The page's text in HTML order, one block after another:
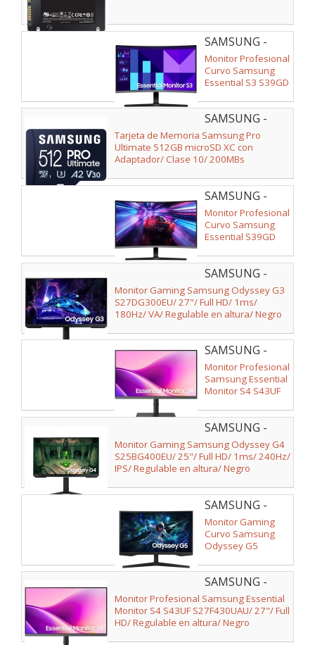
SAMSUNG -
LS27D392GAUXEN
Monitor Profesional
Curvo Samsung
Essential S3 S39GD
Full HD/ Negro y
Plata
SAMSUNG -
MB-
MY512SA/WW
Tarjeta de Memoria Samsung Pro
Ultimate 512GB microSD XC con
Adaptador/ Clase 10/ 200MBs
SAMSUNG -
LS32D390GAUXEN
Monitor Profesional
Curvo Samsung
Essential S39GD
Full HD/ Negro
SAMSUNG -
LS27DG300EUXEN
Monitor Gaming Samsung Odyssey G3
S27DG300EU/ 27"/ Full HD/ 1ms/
180Hz/ VA/ Regulable en altura/ Negro
SAMSUNG -
LS24F434UAUXEN
Monitor Profesional
Samsung Essential
Monitor S4 S43UF
Full HD/ Regulable
en altura/ Negro
SAMSUNG -
LS25BG400EUXEN
Monitor Gaming Samsung Odyssey G4
S25BG400EU/ 25"/ Full HD/ 1ms/ 240Hz/
IPS/ Regulable en altura/ Negro
SAMSUNG -
LS27CG552EUXEN
Monitor Gaming
Curvo Samsung
Odyssey G5
QHD/ 1ms/ 165Hz/
VA/ Negro
SAMSUNG -
LS27F430UAUXEN
Monitor Profesional Samsung Essential
Monitor S4 S43UF S27F430UAU/ 27"/ Full
HD/ Regulable en altura/ Negro